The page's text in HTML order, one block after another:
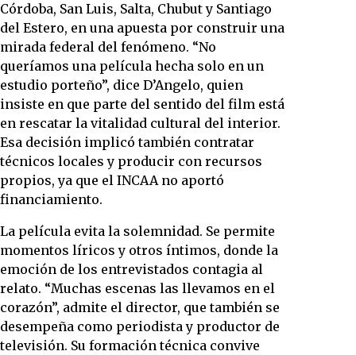
Córdoba, San Luis, Salta, Chubut y Santiago
del Estero, en una apuesta por construir una
mirada federal del fenómeno. “No
queríamos una película hecha solo en un
estudio porteño”, dice D’Angelo, quien
insiste en que parte del sentido del film está
en rescatar la vitalidad cultural del interior.
Esa decisión implicó también contratar
técnicos locales y producir con recursos
propios, ya que el INCAA no aportó
financiamiento.
La película evita la solemnidad. Se permite
momentos líricos y otros íntimos, donde la
emoción de los entrevistados contagia al
relato. “Muchas escenas las llevamos en el
corazón”, admite el director, que también se
desempeña como periodista y productor de
televisión. Su formación técnica convive